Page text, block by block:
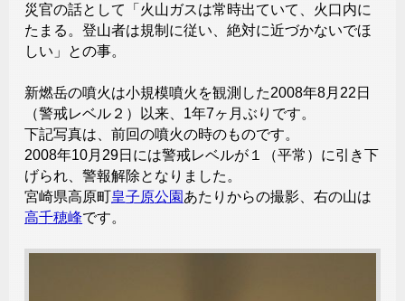
災官の話として「火山ガスは常時出ていて、火口内に
たまる。登山者は規制に従い、絶対に近づかないでほ
しい」との事。
新燃岳の噴火は小規模噴火を観測した2008年8月22日
（警戒レベル２）以来、1年7ヶ月ぶりです。
下記写真は、前回の噴火の時のものです。
2008年10月29日には警戒レベルが１（平常）に引き下
げられ、警報解除となりました。
宮崎県高原町 皇子原公園 あたりからの撮影、右の山は
高千穂峰です。